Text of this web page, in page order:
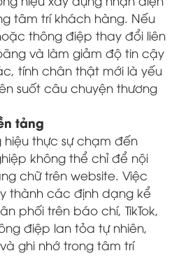
tâm trí khách hàng. Nếu
thông điệp thay đổi liên
và làm giảm độ tin cậy
tính chân thật mới là yếu
suốt câu chuyện thương
tảng
thực sự chạm đến
không thể chỉ để nội
chữ trên website. Việc
thành các định dạng kể
phối trên báo chí, TikTok,
điệp lan tỏa tự nhiên,
ghi nhớ trong tâm trí